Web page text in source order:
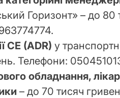
Горизонт» – до 80
CE (ADR) у
Телефони:
обладнання,
– до 70 тисяч